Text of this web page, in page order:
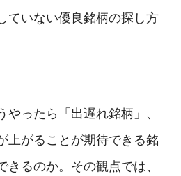
ていない優良銘柄の探し方
やったら「出遅れ銘柄」、
上がることが期待できる銘
きるのか。その観点では、